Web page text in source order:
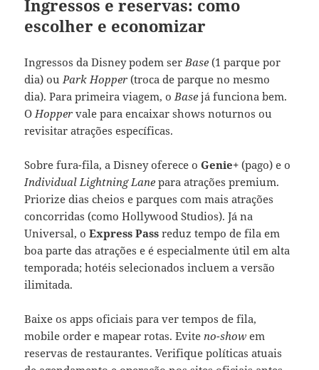
Ingressos e reservas: como
escolher e economizar
Ingressos da Disney podem ser Base (1 parque por
dia) ou Park Hopper (troca de parque no mesmo
dia). Para primeira viagem, o Base já funciona bem.
O Hopper vale para encaixar shows noturnos ou
revisitar atrações específicas.
Sobre fura-fila, a Disney oferece oGenie+ (pago) e o
Individual Lightning Lane para atrações premium.
Priorize dias cheios e parques com mais atrações
concorridas (como Hollywood Studios). Já na
Universal, oExpress Pass reduz tempo de fila em
boa parte das atrações e é especialmente útil em alta
temporada; hotéis selecionados incluem a versão
ilimitada.
Baixe os apps oficiais para ver tempos de fila,
mobile order e mapear rotas. Evite no-show em
reservas de restaurantes. Verifique políticas atuais